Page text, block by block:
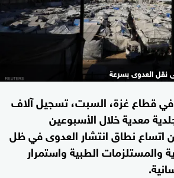
نقل العدوى بسرعة
قطاع غزة، السبت، تسجيل آلاف
معدية خلال الأسبوعين
اتساع نطاق انتشار العدوى في ظل
والمستلزمات الطبية واستمرار